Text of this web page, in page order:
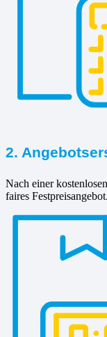
2.
Nach einer
faires Festpreisangebot.